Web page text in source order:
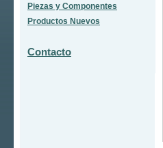
Piezas y Componentes
Productos Nuevos
Contacto